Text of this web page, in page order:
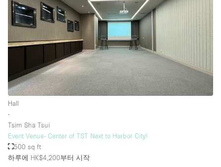
Hall
∙
Tsim Sha Tsui
Event Venue- Center of TST Next to Harbor City!
500 sq ft
하루에 HK$4,200부터 시작